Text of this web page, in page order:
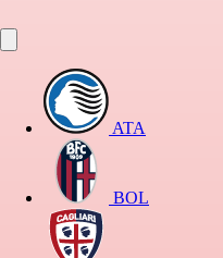
ATA
BOL